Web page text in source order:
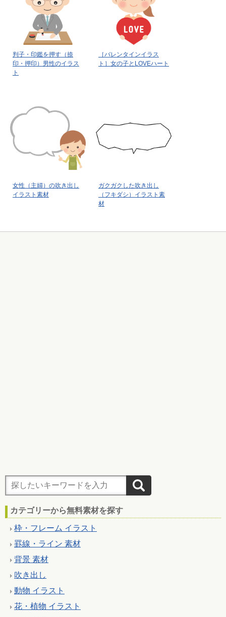
判子・印鑑を押す（捺
印・押印）男性のイラス
ト
［バレンタインイラス
ト］女の子とLOVEハート
女性（主婦）の吹き出し
イラスト素材
ガクガクした吹き出し
（フキダシ）イラスト素
材
カテゴリーから無料素材を探す
枠・フレーム イラスト
罫線・ライン 素材
背景 素材
吹き出し
動物 イラスト
花・植物 イラスト